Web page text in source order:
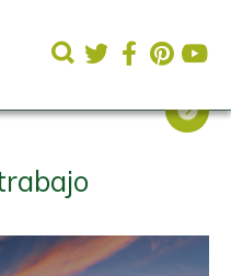
CEDER Merindades